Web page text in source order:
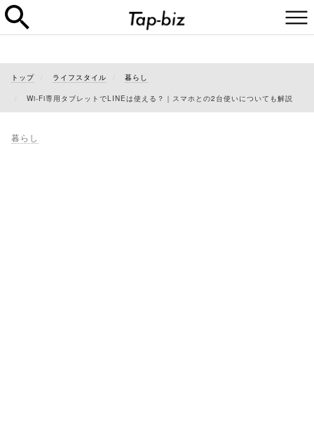
トップ ライフスタイル 暮らし
Wi-Fi専用タブレットでLINEは使える？｜スマホとの2台使いについても解説
暮らし